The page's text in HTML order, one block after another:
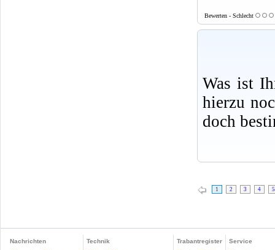
Bewerten - Schlecht
Was ist
hierzu
doch
1 2 3 4 5
Nachrichten
Technik
Trabantregister
Service